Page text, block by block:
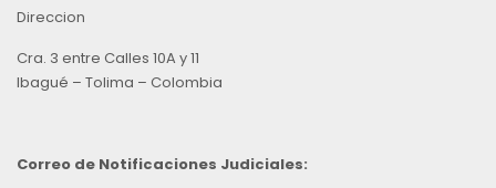
Direccion
Cra. 3 entre Calles 10A y 11
Ibagué – Tolima – Colombia
Correo de Notificaciones Judiciales: